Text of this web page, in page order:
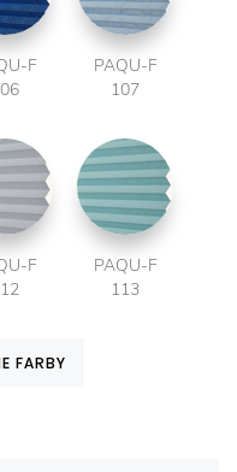
F
PAQU-F
107
F
PAQU-F
113
FARBY